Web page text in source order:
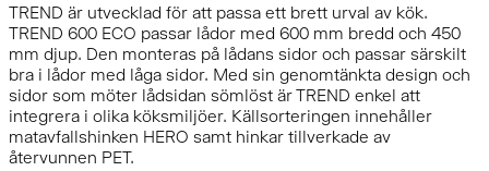
TREND är utvecklad för att passa ett brett urval av kök.
TREND 600 ECO passar lådor med 600 mm bredd och 450
mm djup. Den monteras på lådans sidor och passar särskilt
bra i lådor med låga sidor. Med sin genomtänkta design och
sidor som möter lådsidan sömlöst är TREND enkel att
integrera i olika köksmiljöer. Källsorteringen innehåller
matavfallshinken HERO samt hinkar tillverkade av
återvunnen PET.